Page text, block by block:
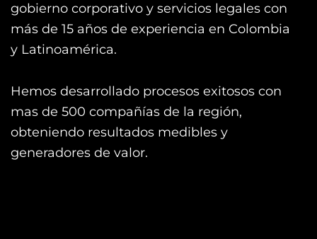
gobierno corporativo y servicios legales con
más de 15 años de experiencia en Colombia
y Latinoamérica.
Hemos desarrollado procesos exitosos con
mas de 500 compañías de la región,
obteniendo resultados medibles y
generadores de valor.